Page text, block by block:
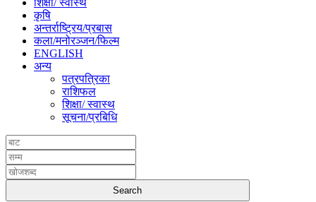
शिक्षा/ स्वास्थ
कृषि
अन्तर्राष्ट्रिय/प्रबास
कला/मनोरञ्जन/फिल्म
ENGLISH
अन्य
पत्रपत्रिका
राशिफल
शिक्षा/ स्वास्थ
सूचना/प्रबिधि